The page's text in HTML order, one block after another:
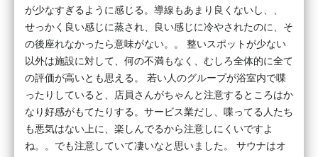
が少なすぎるように感じる。導線もあまり良くないし、、
せっかく良い感じに蒸され、良い感じに冷やされたのに、そ
の後座れなかったら意味がない。。 整いスポットが少ない
以外は施設に対して、何の不満もなく、むしろ全体的に全て
の評価が高いとも思える。 若い人のグループが浴室内で喋
ったりしていると、店員さんがちゃんと注意するところはか
なり好感がもてたりする。サービス業だし、喋ってる人たち
も悪気はない上に、楽しんでるから注意しにくいですよ
ね。。でも注意していて凄いなと思いました。 サウナはオ